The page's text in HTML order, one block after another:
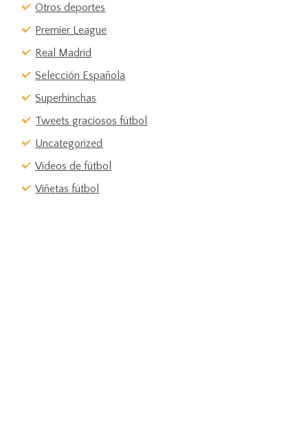
Otros deportes
Premier League
Real Madrid
Selección Española
Superhinchas
Tweets graciosos fútbol
Uncategorized
Vídeos de fútbol
Viñetas fútbol